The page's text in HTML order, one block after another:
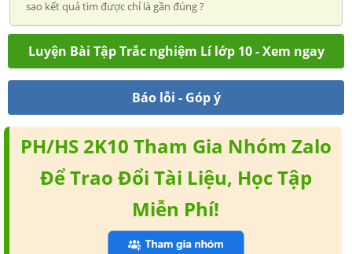
sao kết quả tìm được chỉ là gần đúng ?
Luyện Bài Tập Trắc nghiệm Lí lớp 10 - Xem ngay
Báo lỗi - Góp ý
PH/HS 2K10 Tham Gia Nhóm Zalo
Để Trao Đổi Tài Liệu, Học Tập
Miễn Phí!